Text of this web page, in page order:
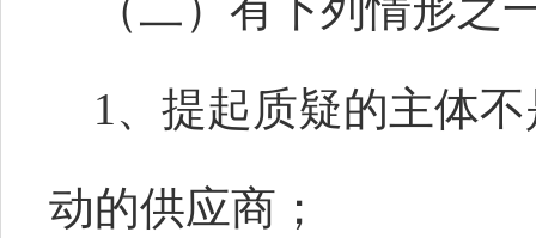
1、提起质疑的主体
动的供应商；